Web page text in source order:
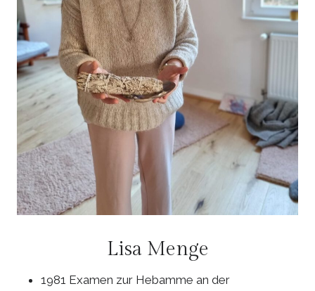
Lisa Menge
1981 Examen zur Hebamme an der